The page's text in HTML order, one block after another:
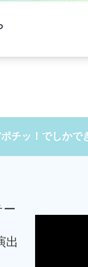
きない特別体
出